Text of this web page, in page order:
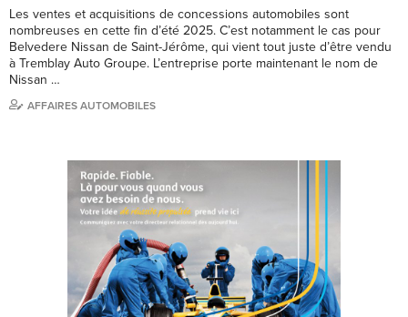
Les ventes et acquisitions de concessions automobiles sont
nombreuses en cette fin d’été 2025. C’est notamment le cas pour
Belvedere Nissan de Saint-Jérôme, qui vient tout juste d’être vendu
à Tremblay Auto Groupe. L’entreprise porte maintenant le nom de
Nissan …
AFFAIRES AUTOMOBILES